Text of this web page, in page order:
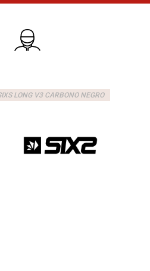
LONG V3 CARBONO NEGRO